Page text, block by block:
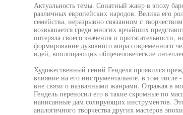
Актуальность темы. Сонатный жанр в эпоху
различных европейских народов. Велика его
семейства, неразрывно связанном с
возвышается среди многих ярчайших
потеряла своего значения и притягательности,
формирование духовного мира современного
идей, воплощающих общечеловеческие
Художественный гений Генделя проявился
влияние на его инструментальное, в том числе
вне связи о названными жанрами. Отражая в
Гендель переносил его в такие скромные по
написанные дам солирующих инструментов.
аналогичного творчества других мастеров